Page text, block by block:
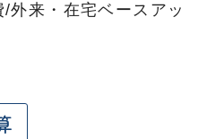
外来・在宅ベースアッ